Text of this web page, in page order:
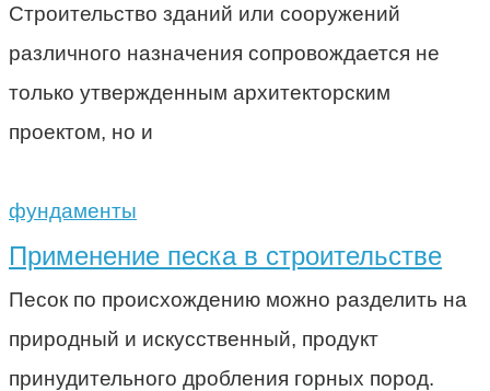
Строительство зданий или сооружений
различного назначения сопровождается не
только утвержденным архитекторским
проектом, но и
фундаменты
Применение песка в строительстве
Песок по происхождению можно разделить на
природный и искусственный, продукт
принудительного дробления горных пород.